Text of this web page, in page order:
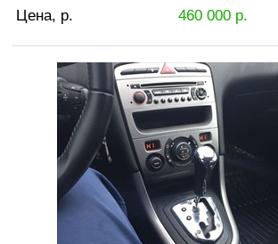
Цена, р.
460 000р.